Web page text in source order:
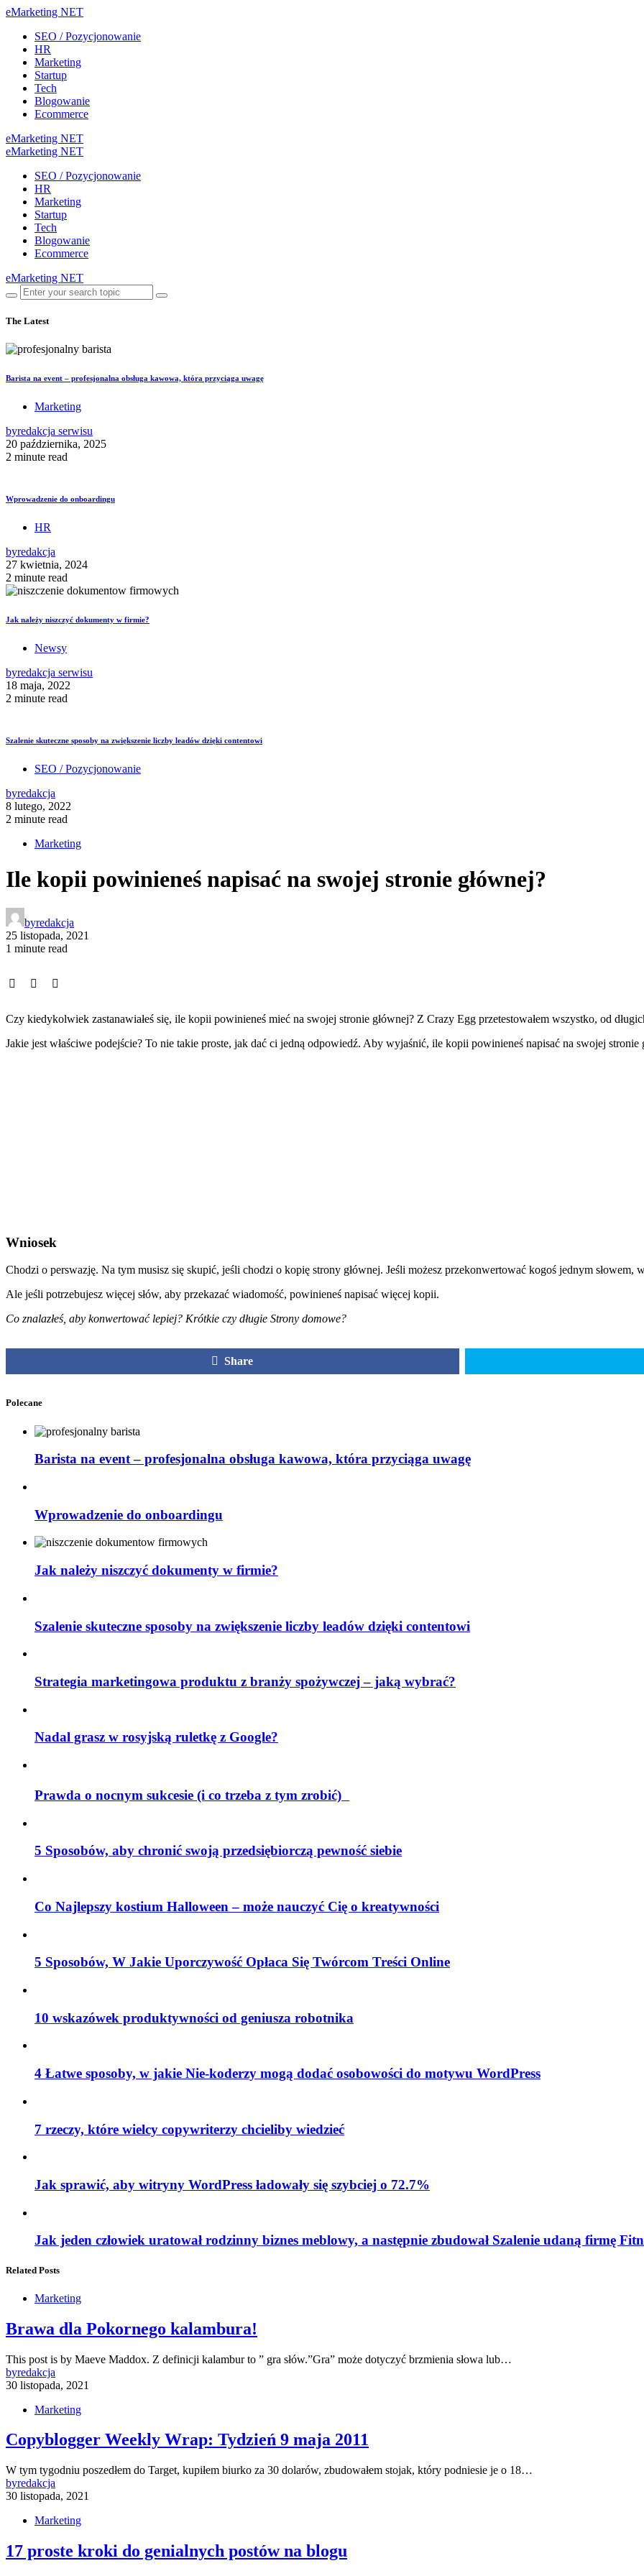
eMarketing NET
SEO / Pozycjonowanie
HR
Marketing
Startup
Tech
Blogowanie
Ecommerce
eMarketing NET
eMarketing NET
SEO / Pozycjonowanie
HR
Marketing
Startup
Tech
Blogowanie
Ecommerce
eMarketing NET
The Latest
Barista na event – profesjonalna obsługa kawowa, która przyciąga uwagę
Marketing
byredakcja serwisu
20 października, 2025
2 minute read
Wprowadzenie do onboardingu
HR
byredakcja
27 kwietnia, 2024
2 minute read
Jak należy niszczyć dokumenty w firmie?
Newsy
byredakcja serwisu
18 maja, 2022
2 minute read
Szalenie skuteczne sposoby na zwiększenie liczby leadów dzięki contentowi
SEO / Pozycjonowanie
byredakcja
8 lutego, 2022
2 minute read
Marketing
Ile kopii powinieneś napisać na swojej stronie głównej?
byredakcja
25 listopada, 2021
1 minute read
Czy kiedykolwiek zastanawiałeś się, ile kopii powinieneś mieć na swojej stronie głównej? Z Crazy Egg przetestowałem wszystko, od
Jakie jest właściwe podejście? To nie takie proste, jak dać ci jedną odpowiedź. Aby wyjaśnić, ile kopii powinieneś napisać na swojej
Wniosek
Chodzi o perswazję. Na tym musisz się skupić, jeśli chodzi o kopię strony głównej. Jeśli możesz przekonwertować kogoś jednym słowem,
Ale jeśli potrzebujesz więcej słów, aby przekazać wiadomość, powinieneś napisać więcej kopii.
Co znalazłeś, aby konwertować lepiej? Krótkie czy długie Strony domowe?
Share
Polecane
Barista na event – profesjonalna obsługa kawowa, która przyciąga uwagę
Wprowadzenie do onboardingu
Jak należy niszczyć dokumenty w firmie?
Szalenie skuteczne sposoby na zwiększenie liczby leadów dzięki contentowi
Strategia marketingowa produktu z branży spożywczej – jaką wybrać?
Nadal grasz w rosyjską ruletkę z Google?
Prawda o nocnym sukcesie (i co trzeba z tym zrobić)
5 Sposobów, aby chronić swoją przedsiębiorczą pewność siebie
Co Najlepszy kostium Halloween – może nauczyć Cię o kreatywności
5 Sposobów, W Jakie Uporczywość Opłaca Się Twórcom Treści Online
10 wskazówek produktywności od geniusza robotnika
4 Łatwe sposoby, w jakie Nie-koderzy mogą dodać osobowości do motywu WordPress
7 rzeczy, które wielcy copywriterzy chcieliby wiedzieć
Jak sprawić, aby witryny WordPress ładowały się szybciej o 72.7%
Jak jeden człowiek uratował rodzinny biznes meblowy, a następnie zbudował Szalenie udaną firmę
Related Posts
Marketing
Brawa dla Pokornego kalambura!
This post is by Maeve Maddox. Z definicji kalambur to ” gra słów.”Gra” może dotyczyć brzmienia słowa lub…
byredakcja
30 listopada, 2021
Marketing
Copyblogger Weekly Wrap: Tydzień 9 maja 2011
W tym tygodniu poszedłem do Target, kupiłem biurko za 30 dolarów, zbudowałem stojak, który podniesie je o 18…
byredakcja
30 listopada, 2021
Marketing
17 proste kroki do genialnych postów na blogu